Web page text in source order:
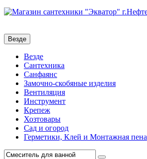
Везде
Везде
Сантехника
Санфаянс
Замочно-скобяные изделия
Вентиляция
Инструмент
Крепеж
Хозтовары
Сад и огород
Герметики, Клей и Монтажная пена